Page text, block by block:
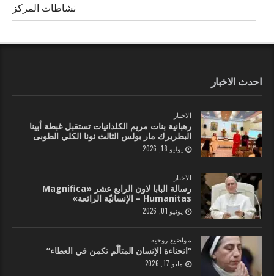
نشاطات المركز
احدث الاخبار
الاخبار
رهبانية بنات مريم الكلدانيات تستقبل غبطة أبينا
البطريرك مار بولس الثالث نونا الكلي الطوبى
يوليو 18, 2026
الاخبار
رسالة البابا لاون الرابع عشر «Magnifica
Humanitas – الإنسانيّة الرائعة»
يونيو 01, 2026
مواضيع روحية
“انحناءة الإنسان المتألّم تكمن في العطاء”
مايو 17, 2026